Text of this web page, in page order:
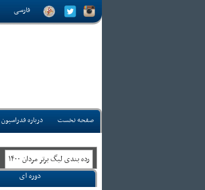
فارسی
صفحه نخست درباره فدراسیون
رده بندی ليگ برتر مردان ۱۴۰۰
دوره ای